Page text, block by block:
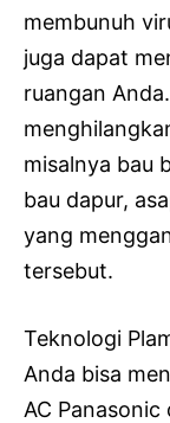
membunuh
juga dapat
ruangan
misalnya bau
bau dapur,
yang
tersebut.
Teknologi
Anda bisa
AC